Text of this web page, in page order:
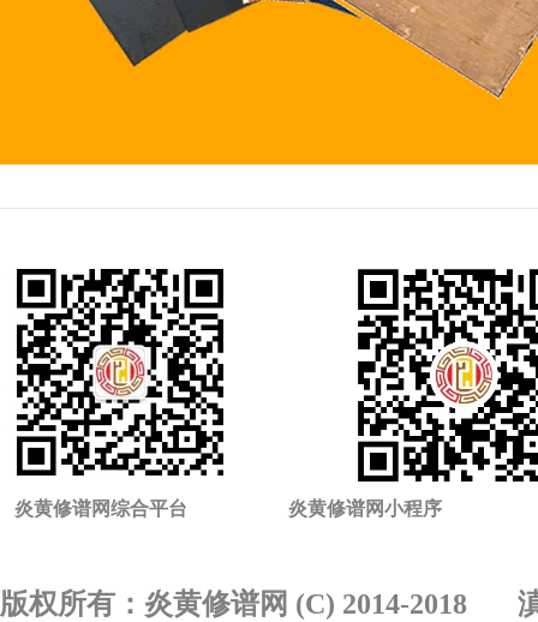
炎黄修谱网综合平台 炎黄修谱网小程序
版权所有 ：炎黄修谱网 (C) 2014-2018